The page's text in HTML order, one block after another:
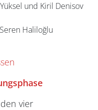
und Kiril Denisov
Seren Haliloğlu
vier